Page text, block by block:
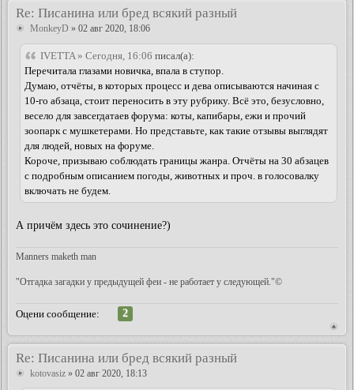
Re: Писанина или бред всякий разный
MonkeyD » 02 авг 2020, 18:06
IVETTA » Сегодня, 16:06 писал(а):
Перечитала глазами новичка, впала в ступор.
Думаю, отчёты, в которых процесс и дева описываются начиная с
10-го абзаца, стоит переносить в эту рубрику. Всё это, безусловно,
весело для завсегдатаев форума: коты, капибары, ежи и прочий
зоопарк с мушкетерами. Но представьте, как такие отзывы выглядят
для людей, новых на форуме.
Короче, призываю соблюдать границы жанра. Отчёты на 30 абзацев
с подробным описанием погоды, животных и проч. в голосовалку
включать не будем.
А причём здесь это сочинение?)
Manners maketh man
"Отгадка загадки у предыдущей феи - не работает у следующей."©
Оцени сообщение:
2
Re: Писанина или бред всякий разный
kotovasiz » 02 авг 2020, 18:13